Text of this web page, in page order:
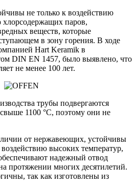
не только к воздействию
хлорсодержащих паров,
веществ, которые
в зону горения. В ходе
Hart Keramik в
DIN EN 1457, было выявлено, что
не менее 100 лет.
трубы подвергаются
1100 °C, поэтому они не
от нержавеющих, устойчивы
высоких температур,
надежный отвод
протяжении многих десятилетий.
так как изготовлены из